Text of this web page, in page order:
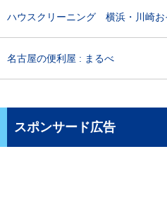
ハウスクリーニング 横浜・川崎お
名古屋の便利屋 : まるべ
スポンサード広告